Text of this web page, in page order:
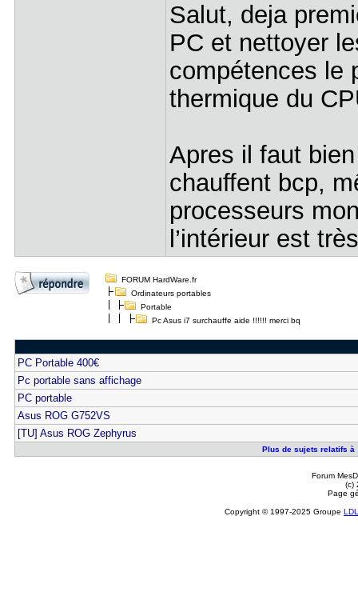
Salut, deja
PC et nettoyer
compétences le
thermique du
Apres il faut
chauffent bcp,
processeurs
l’intérieur est
FORUM HardWare.fr
Ordinateurs portables
Portable
Pc Asus i7 surchauffe aide !!!!!! merci bq
PC Portable 400€
Pc portable sans affichage
PC portable
Asus ROG G752VS
[TU] Asus ROG Zephyrus
Plus de sujets relatifs à
Forum
(c)
Page
Copyright © 1997-2025 Groupe